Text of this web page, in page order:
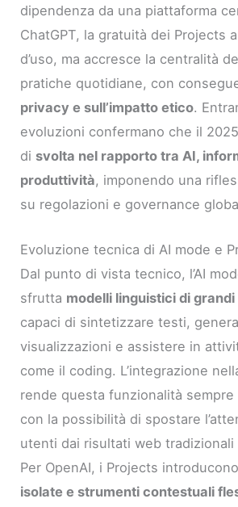
dipendenza da una piattaforma
ChatGPT, la gratuità dei Projects
d’uso, ma accresce la centralità
pratiche quotidiane, con
privacy e sull’impatto etico.
evoluzioni confermano che il
di svolta nel rapporto tra AI,
produttività, imponendo una
su regolazioni e governance
Evoluzione tecnica di AI mode e
Dal punto di vista tecnico, l’AI
sfrutta modelli linguistici di
capaci di sintetizzare testi,
visualizzazioni e assistere in
come il coding. L’integrazione
rende questa funzionalità sempre
con la possibilità di spostare
utenti dai risultati web tradizionali
Per OpenAI, i Projects introducono
isolate e strumenti contestuali